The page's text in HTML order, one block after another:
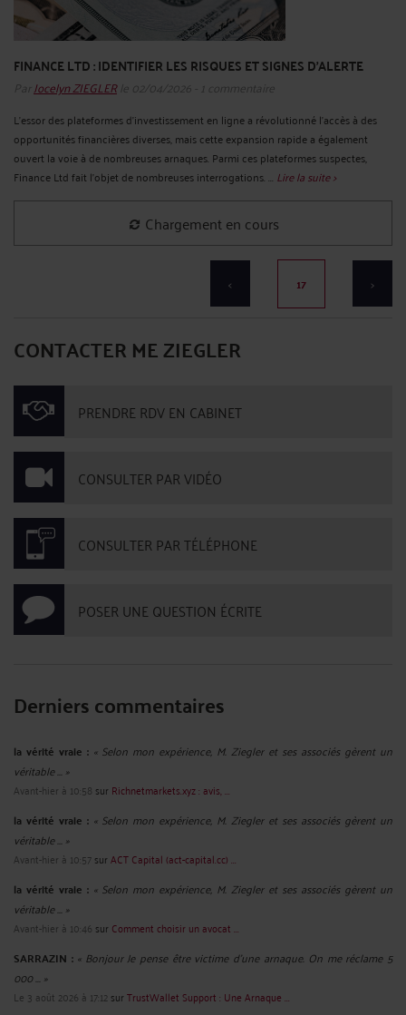
FINANCE LTD : IDENTIFIER LES RISQUES ET SIGNES D'ALERTE
Par Jocelyn ZIEGLERle 02/04/2026 - 1 commentaire
L’essor des plateformes d’investissement en ligne a révolutionné l’accès à des
opportunités financières diverses, mais cette expansion rapide a également
ouvert la voie à de nombreuses arnaques. Parmi ces plateformes suspectes,
Finance Ltd fait l’objet de nombreuses interrogations. ... Lire la suite >
Chargement en cours
< 17 >
CONTACTER ME ZIEGLER
PRENDRE RDV EN CABINET
CONSULTER PAR VIDÉO
CONSULTER PAR TÉLÉPHONE
POSER UNE QUESTION ÉCRITE
Derniers commentaires
la vérité vraie : « Selon mon expérience, M. Ziegler et ses associés gèrent un
véritable ... »
Avant-hier à 10:58 sur Richnetmarkets.xyz : avis, ...
la vérité vraie : « Selon mon expérience, M. Ziegler et ses associés gèrent un
véritable ... »
Avant-hier à 10:57surACT Capital (act-capital.cc) ...
la vérité vraie : « Selon mon expérience, M. Ziegler et ses associés gèrent un
véritable ... »
Avant-hier à 10:46 sur Comment choisir un avocat ...
SARRAZIN : « Bonjour Je pense être victime d'une arnaque. On me réclame 5
000 ... »
Le 3 août 2026 à 17:12surTrustWallet Support : Une Arnaque ...